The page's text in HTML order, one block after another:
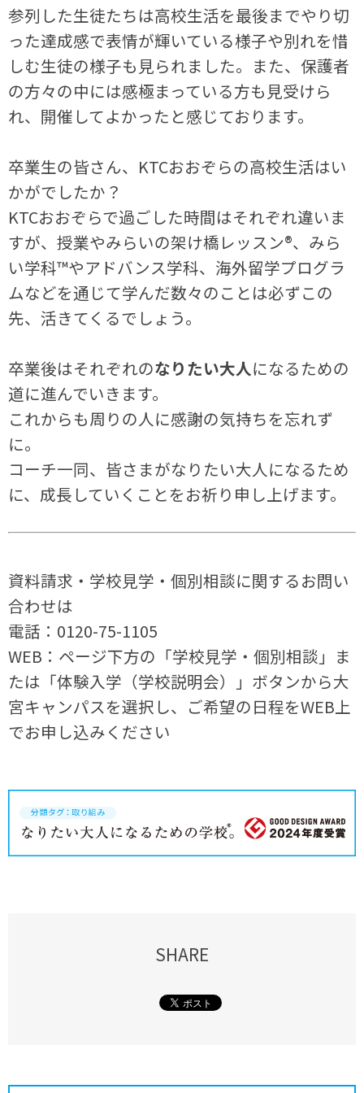
参列した生徒たちは高校生活を最後までやり切
った達成感で表情が輝いている様子や別れを惜
しむ生徒の様子も見られました。また、保護者
の方々の中には感極まっている方も見受けら
れ、開催してよかったと感じております。
卒業生の皆さん、KTCおおぞらの高校生活はい
かがでしたか？
KTCおおぞらで過ごした時間はそれぞれ違いま
すが、授業やみらいの架け橋レッスン®、みら
い学科™やアドバンス学科、海外留学プログラ
ムなどを通じて学んだ数々のことは必ずこの
先、活きてくるでしょう。
卒業後はそれぞれのなりたい大人になるための
道に進んでいきます。
これからも周りの人に感謝の気持ちを忘れず
に。
コーチ一同、皆さまがなりたい大人になるため
に、成長していくことをお祈り申し上げます。
資料請求・学校見学・個別相談に関するお問い
合わせは
電話：0120-75-1105
WEB：ページ下方の「学校見学・個別相談」ま
たは「体験入学（学校説明会）」ボタンから大
宮キャンパスを選択し、ご希望の日程をWEB上
でお申し込みください
SHARE